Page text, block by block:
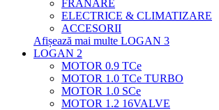
FRANARE
ELECTRICE & CLIMATIZARE
ACCESORII
Afișează mai multe LOGAN 3
LOGAN 2
MOTOR 0.9 TCe
MOTOR 1.0 TCe TURBO
MOTOR 1.0 SCe
MOTOR 1.2 16VALVE